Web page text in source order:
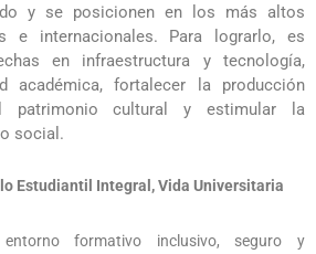
y se posicionen en los más altos
e internacionales. Para lograrlo, es
en infraestructura y tecnología,
académica, fortalecer la producción
patrimoniocultural y estimular la
social.
Estudiantil Integral, Vida Universitaria
formativo inclusivo, seguro y